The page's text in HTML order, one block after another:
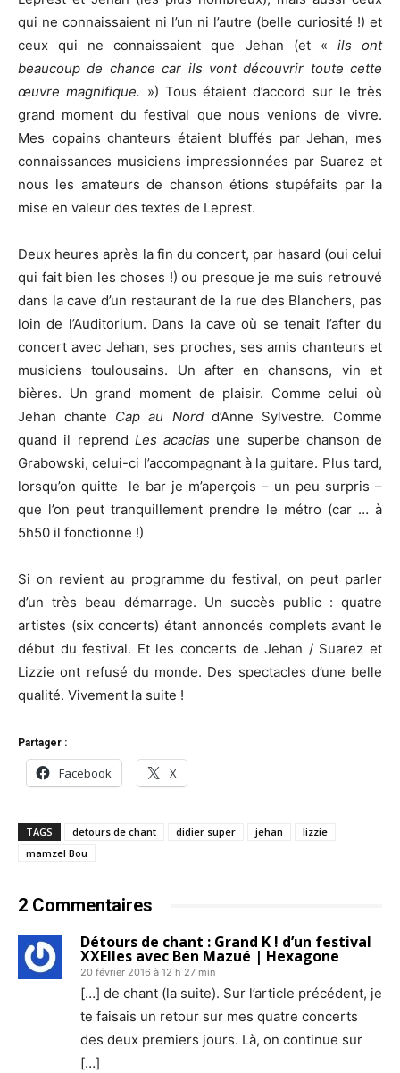
qui ne connaissaient ni l’un ni l’autre (belle curiosité !) et
ceux qui ne connaissaient que Jehan (et « ils ont
beaucoup de chance car ils vont découvrir toute cette
œuvre magnifique. ») Tous étaient d’accord sur le très
grand moment du festival que nous venions de vivre.
Mes copains chanteurs étaient bluffés par Jehan, mes
connaissances musiciens impressionnées par Suarez et
nous les amateurs de chanson étions stupéfaits par la
mise en valeur des textes de Leprest.
Deux heures après la fin du concert, par hasard (oui celui
qui fait bien les choses !) ou presque je me suis retrouvé
dans la cave d’un restaurant de la rue des Blanchers, pas
loin de l’Auditorium. Dans la cave où se tenait l’after du
concert avec Jehan, ses proches, ses amis chanteurs et
musiciens toulousains. Un after en chansons, vin et
bières. Un grand moment de plaisir. Comme celui où
Jehan chante Cap au Nordd’Anne Sylvestre. Comme
quand il reprend Les acacias une superbe chanson de
Grabowski, celui-ci l’accompagnant à la guitare. Plus tard,
lorsqu’on quitte le bar je m’aperçois – un peu surpris –
que l’on peut tranquillement prendre le métro (car … à
5h50 il fonctionne !)
Si on revient au programme du festival, on peut parler
d’un très beau démarrage. Un succès public : quatre
artistes (six concerts) étant annoncés complets avant le
début du festival. Et les concerts de Jehan / Suarez et
Lizzie ont refusé du monde. Des spectacles d’une belle
qualité. Vivement la suite !
Partager :
Facebook X
TAGS detours de chant didier super jehan
lizzie
mamzel Bou
2 Commentaires
Détours de chant : Grand K ! d’un festival
XXElles avec Ben Mazué | Hexagone
20 février 2016 à 12 h 27 min
[…] de chant (la suite). Sur l’article précédent, je
te faisais un retour sur mes quatre concerts
des deux premiers jours. Là, on continue sur
[…]